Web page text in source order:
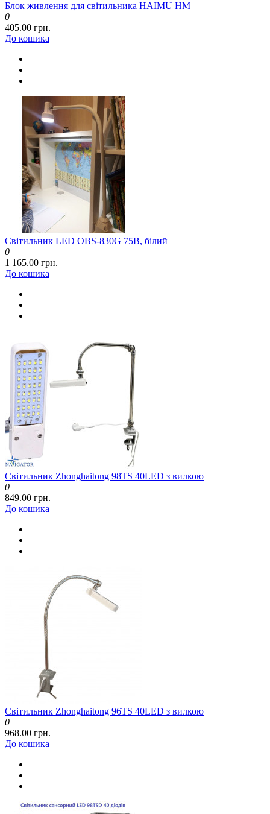
Блок живлення для світильника HAIMU HM
0
405.00 грн.
До кошика
Світильник LED OBS-830G 75B, білий
0
1 165.00 грн.
До кошика
Світильник Zhonghaitong 98TS 40LED з вилкою
0
849.00 грн.
До кошика
Світильник Zhonghaitong 96TS 40LED з вилкою
0
968.00 грн.
До кошика